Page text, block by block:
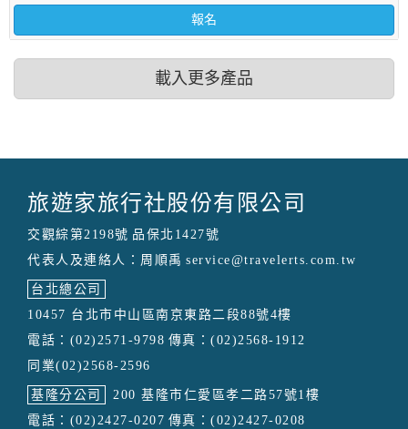
報名
載入更多產品
旅遊家旅行社股份有限公司
交觀綜第2198號 品保北1427號
代表人及連絡人：周順禹 service@travelerts.com.tw
台北總公司
10457 台北市中山區南京東路二段88號4樓
電話：(02)2571-9798 傳真：(02)2568-1912
同業(02)2568-2596
基隆分公司
200 基隆市仁愛區孝二路57號1樓
電話：(02)2427-0207 傳真：(02)2427-0208